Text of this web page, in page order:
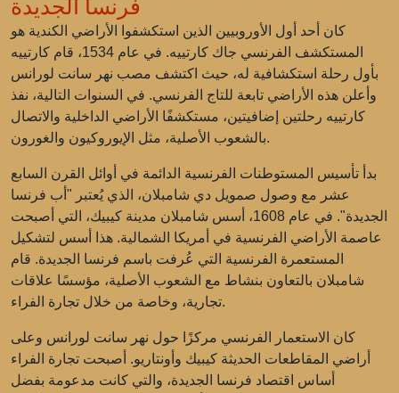
فرنسا الجديدة
كان أحد أول الأوروبيين الذين استكشفوا الأراضي الكندية هو
المستكشف الفرنسي جاك كارتييه. في عام 1534، قام كارتييه
بأول رحلة استكشافية له، حيث اكتشف مصب نهر سانت لورانس
وأعلن هذه الأراضي تابعة للتاج الفرنسي. في السنوات التالية، نفذ
كارتييه رحلتين إضافيتين، مستكشفًا الأراضي الداخلية والاتصال
بالشعوب الأصلية، مثل الإيوروكيون والغورون.
بدأ تأسيس المستوطنات الفرنسية الدائمة في أوائل القرن السابع
عشر مع وصول صمويل دي شامبلان، الذي يُعتبر "أب فرنسا
الجديدة". في عام 1608، أسس شامبلان مدينة كيبيك، التي أصبحت
عاصمة الأراضي الفرنسية في أمريكا الشمالية. هذا أسس لتشكيل
المستعمرة الفرنسية التي عُرفت باسم فرنسا الجديدة. قام
شامبلان بالتعاون بنشاط مع الشعوب الأصلية، مؤسسًا علاقات
تجارية، وخاصة من خلال تجارة الفراء.
كان الاستعمار الفرنسي مركزًا حول نهر سانت لورانس وعلى
أراضي المقاطعات الحديثة كيبيك وأونتاريو. أصبحت تجارة الفراء
أساس اقتصاد فرنسا الجديدة، والتي كانت مدعومة بفضل